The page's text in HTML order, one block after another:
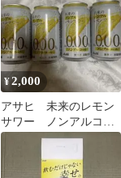
¥2,000
アサヒ 未来のレモン
サワー ノンアルコー
ル ノンアル 本物